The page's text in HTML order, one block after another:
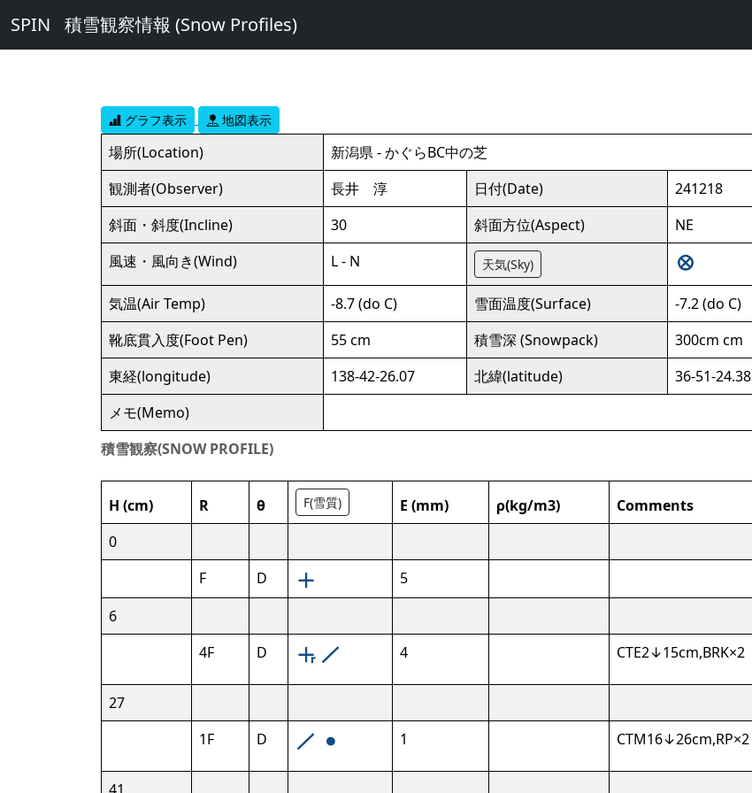
SPIN 積雪観察情報 (Snow Profiles)
グラフ表示 地図表示
積雪観察(SNOW PROFILE)
場所(Location) 新潟県 - かぐらBC中の芝
観測者(Observer)
長井 淳 日付(Date) 241218
斜面・斜度(Incline)
30 斜面方位(Aspect) NE
風速・風向き(Wind)
L - N 天気(Sky)
気温(Air Temp) -8.7 (do C) 雪面温度(Surface) -7.2 (do C)
靴底貫入度(Foot Pen)
55 cm 積雪深 (Snowpack)
300cm cm
東経(longitude)
138-42-26.07 北緯(latitude)
36-51-24.38
メモ(Memo)
H (cm) R θ F(雪質) E (mm) ρ(kg/m3)
Comments
0
F
D
5
6
4F
D 4 CTE2↓15cm,BRK×2
27
1F
D 1 CTM16↓26cm,RP×2